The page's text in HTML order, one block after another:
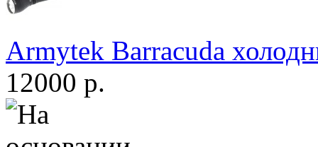
Armytek Barracuda
12000 р.